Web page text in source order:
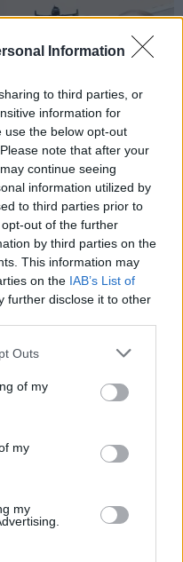
Information
to third parties, or
information for
use the below opt-out
note that after your
continue seeing
information utilized by
to third parties prior to
out of the further
by third parties on the
This information may
on the IAB’s List of
further disclose it to other
Outs
of my
my
my
Pasaulis
pastebėti virš
bazės Vakarų
incidentą tiria
Pasaulis
kas laukia